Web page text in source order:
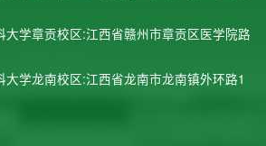
大学章贡校区:江西省赣州市章贡区医学院路
大学龙南校区:江西省龙南市龙南镇外环路1